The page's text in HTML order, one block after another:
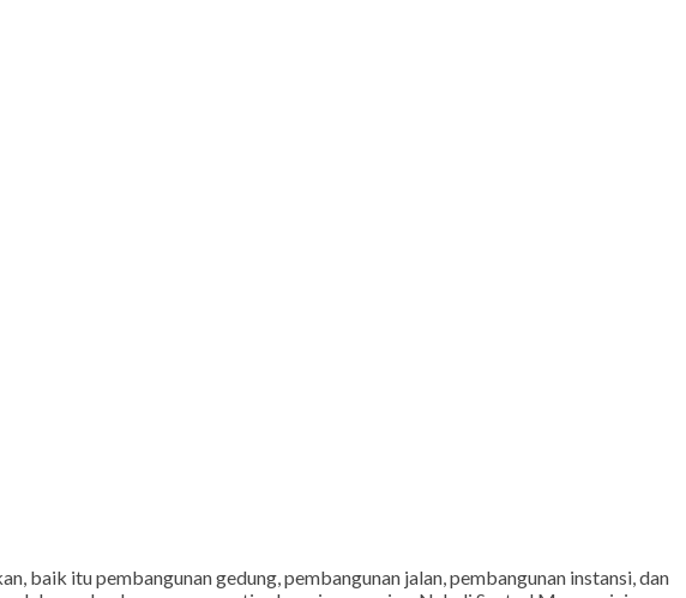
baik itu pembangunan gedung, pembangunan jalan, pembangunan instansi, dan